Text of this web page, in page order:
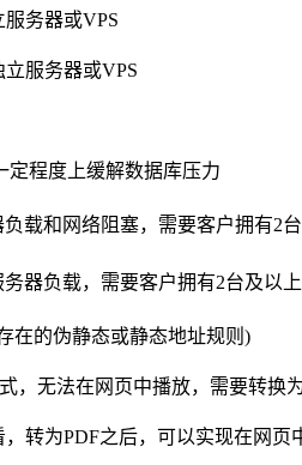
务器或VPS
服务器或VPS
定程度上缓解数据库压力
载和网络阻塞，需要客户拥有2
器负载，需要客户拥有2台及以
在的伪静态或静态地址规则)
，无法在网页中播放，需要转换
转为PDF之后，可以实现在网页